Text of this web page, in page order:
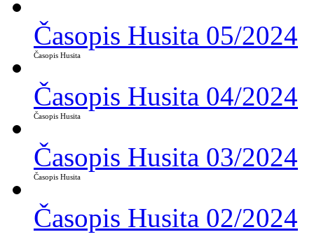
Časopis Husita 05/2024
Časopis Husita
Časopis Husita 04/2024
Časopis Husita
Časopis Husita 03/2024
Časopis Husita
Časopis Husita 02/2024